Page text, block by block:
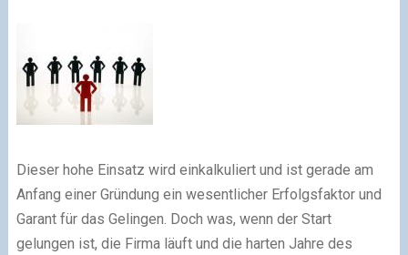
Dieser hohe Einsatz wird einkalkuliert und ist gerade am
Anfang einer Gründung ein wesentlicher Erfolgsfaktor und
Garant für das Gelingen. Doch was, wenn der Start
gelungen ist, die Firma läuft und die harten Jahre des